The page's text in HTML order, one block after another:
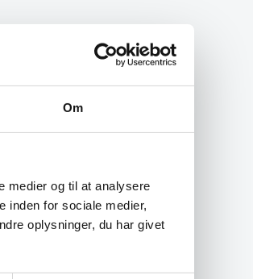
Om
medier og til at analysere
inden for sociale medier,
oplysninger, du har givet